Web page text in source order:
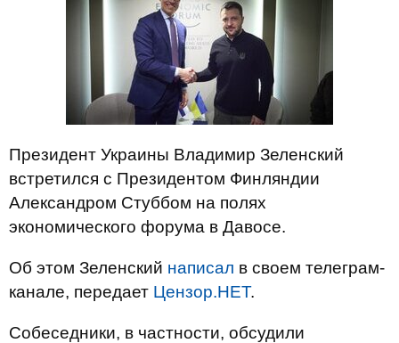
Президент Украины Владимир Зеленский
встретился с Президентом Финляндии
Александром Стуббом на полях
экономического форума в Давосе.
Об этом Зеленский написал в своем телеграм-
канале, передает Цензор.НЕТ.
Собеседники, в частности, обсудили